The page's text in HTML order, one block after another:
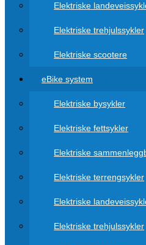
Elektriske
Elektriske trehjulssykler
Elektriske scootere
eBike system
Elektriske bysykler
Elektriske fettsykler
Elektriske
Elektriske terrengsykler
Elektriske
Elektriske trehjulssykler